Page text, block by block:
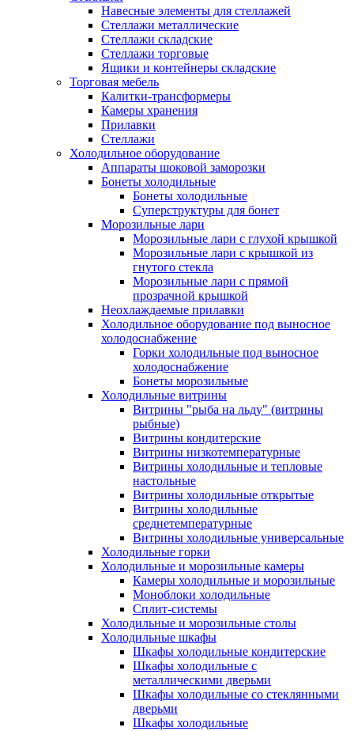
Навесные элементы для стеллажей
Стеллажи металлические
Стеллажи складские
Стеллажи торговые
Ящики и контейнеры складские
Торговая мебель
Калитки-трансформеры
Камеры хранения
Прилавки
Стеллажи
Холодильное оборудование
Аппараты шоковой заморозки
Бонеты холодильные
Бонеты холодильные
Суперструктуры для бонет
Морозильные лари
Морозильные лари с глухой крышкой
Морозильные лари с крышкой из
гнутого стекла
Морозильные лари с прямой
прозрачной крышкой
Неохлаждаемые прилавки
Холодильное оборудование под выносное
холодоснабжение
Горки холодильные под выносное
холодоснабжение
Бонеты морозильные
Холодильные витрины
Витрины "рыба на льду" (витрины
рыбные)
Витрины кондитерские
Витрины низкотемпературные
Витрины холодильные и тепловые
настольные
Витрины холодильные открытые
Витрины холодильные
среднетемпературные
Витрины холодильные универсальные
Холодильные горки
Холодильные и морозильные камеры
Камеры холодильные и морозильные
Моноблоки холодильные
Сплит-системы
Холодильные и морозильные столы
Холодильные шкафы
Шкафы холодильные кондитерские
Шкафы холодильные с
металлическими дверьми
Шкафы холодильные со стеклянными
дверьми
Шкафы холодильные